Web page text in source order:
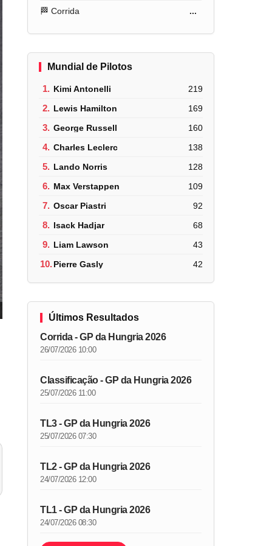
🏁 Corrida ...
Mundial de Pilotos
1. Kimi Antonelli 219
2. Lewis Hamilton 169
3. George Russell 160
4. Charles Leclerc 138
5. Lando Norris 128
6. Max Verstappen 109
7. Oscar Piastri 92
8. Isack Hadjar 68
9. Liam Lawson 43
10.Pierre Gasly 42
Últimos Resultados
Corrida - GP da Hungria 2026
26/07/2026 10:00
Classificação - GP da Hungria 2026
25/07/2026 11:00
TL3 - GP da Hungria 2026
25/07/2026 07:30
TL2 - GP da Hungria 2026
24/07/2026 12:00
TL1 - GP da Hungria 2026
24/07/2026 08:30